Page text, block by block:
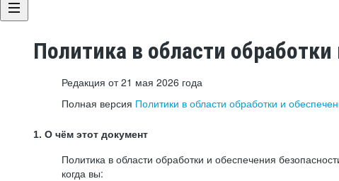
Политика в области
Редакция от 21 мая 2026 года
Полная версия Политики в области обработки и
1. О чём этот документ
Политика в области обработки и обеспечения
когда вы: